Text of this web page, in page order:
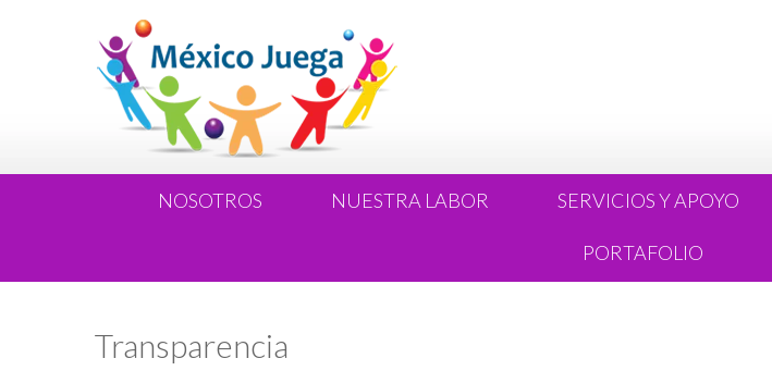
NOSOTROS NUESTRA LABOR SERVICIOS Y APOYO
PORTAFOLIO
Transparencia